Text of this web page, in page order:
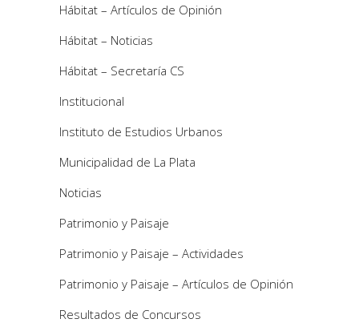
Hábitat – Artículos de Opinión
Hábitat – Noticias
Hábitat – Secretaría CS
Institucional
Instituto de Estudios Urbanos
Municipalidad de La Plata
Noticias
Patrimonio y Paisaje
Patrimonio y Paisaje – Actividades
Patrimonio y Paisaje – Artículos de Opinión
Resultados de Concursos